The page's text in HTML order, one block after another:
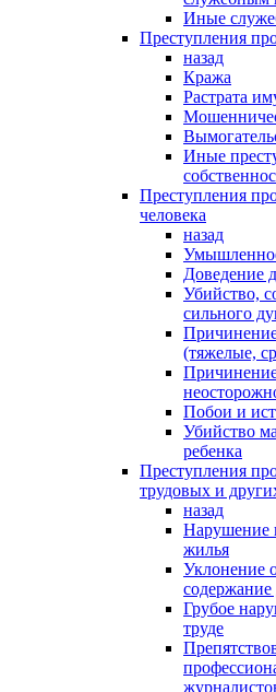
Иные
Преступления
назад
Кража
Растрата
Иные
Преступления
человека
назад
Доведение
Убийство,
сильного
(тяжелые,
Побои и
Убийство
ребенка
Преступления
трудовых и
назад
Нарушение
жилья
Уклонение
содержание
Грубое
труде